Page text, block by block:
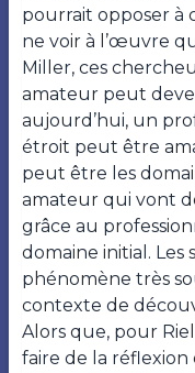
pourrait opposer à
ne voir à l’œuvre
Miller, ces
amateur peut
aujourd’hui, un
étroit peut être
peut être les
amateur qui vont
grâce au
domaine initial. Les
phénomène très
contexte de
Alors que, pour
faire de la réflexion